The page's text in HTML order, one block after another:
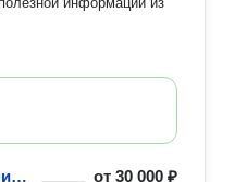
Расторжение договоров и признание сделок недействительными от30 000 ₽